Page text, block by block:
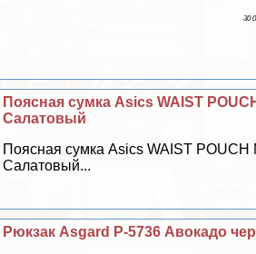
30
Поясная сумка Asics WAIST
Салатовый
Поясная сумка Asics WAIST
Салатовый...
Рюкзак Asgard Р-5736 Авокадо